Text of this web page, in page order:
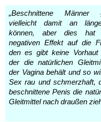
„Beschnittene Männer
vielleicht damit an
können, aber dies hat
negativen Effekt auf die
den es gibt keine Vorhaut
der die natürlichen
der Vagina behält und so
Sex rau und schmerzhaft,
beschnittene Penis die
Gleitmittel nach draußen